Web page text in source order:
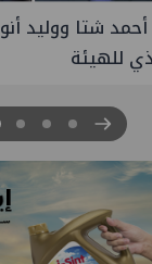
نائبين للرئيس